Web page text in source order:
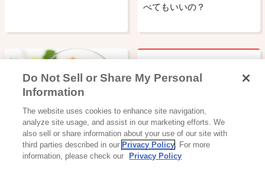
べてもいいの？
コーヒーゼリーは、万能デ
ザート！？
ヨーグルトはいつ食べたら
Do Not Sell or Share My Personal
Information
The website uses cookies to enhance site navigation,
analyze site usage, and assist in our marketing efforts. We
also sell or share information about your use of our site with
third parties described in our Privacy Policy. For more
information, please check our
Privacy Policy